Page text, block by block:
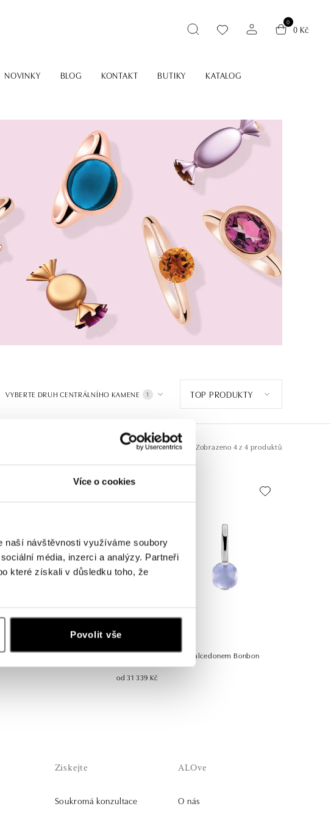
Více o cookies
naší návštěvnosti využíváme soubory
média, inzerci a analýzy. Partneři
které získali v důsledku toho, že
Povolit vše
0
0 Kč
NOVINKY BLOG KONTAKT BUTIKY KATALOG
VYBERTE DRUH CENTRÁLNÍHO KAMENE 1 TOP PRODUKTY
Zobrazeno 4 z 4 produktů
blue Bonbon Náušnice s modrým chalcedonem Bonbon
od 31 339 Kč
Získejte
Soukromá konzultace
ALOve
O nás